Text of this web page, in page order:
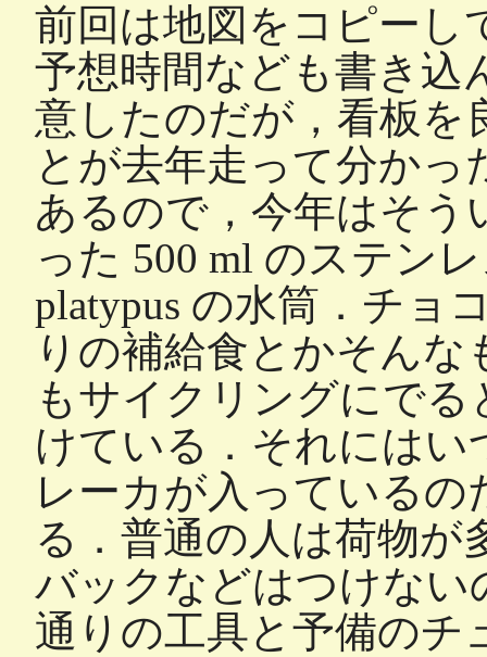
前回は地図をコピーし
予想時間なども書き込
意したのだが，看板を
とが去年走って分か
あるので，今年はそう
った 500 ml のステン
platypus の水筒．チョ
りの補給食とかそん
もサイクリングにで
けている．それには
レーカが入っている
る．普通の人は荷物
バックなどはつけな
通りの工具と予備のチ